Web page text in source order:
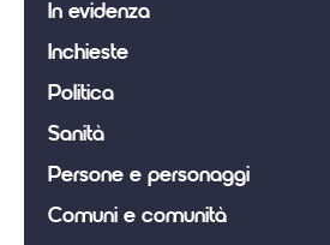
In evidenza
Inchieste
Politica
Sanità
Persone e personaggi
Comuni e comunità